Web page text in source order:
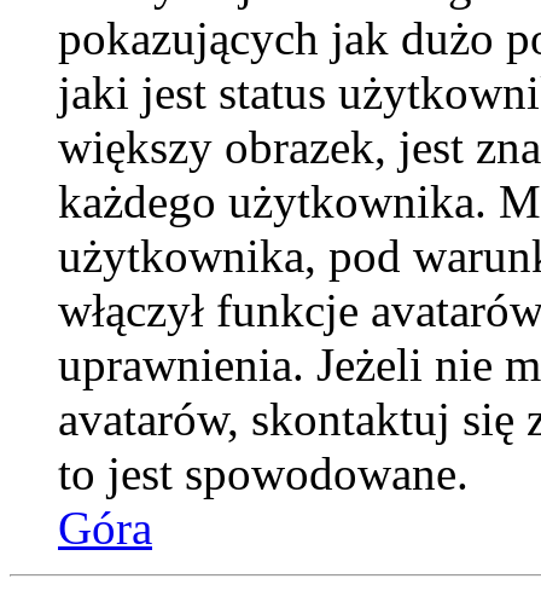
pokazujących jak dużo
jaki jest status
większy obrazek, jest
każdego użytkownika.
użytkownika, pod
włączył funkcje
uprawnienia. Jeżeli nie
avatarów, skontaktuj się
to jest spowodowane.
Góra